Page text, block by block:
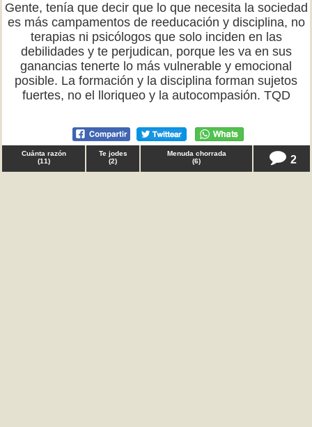
Gente, tenía que decir que lo que necesita la sociedad
es más campamentos de reeducación y disciplina, no
terapias ni psicólogos que solo inciden en las
debilidades y te perjudican, porque les va en sus
ganancias tenerte lo más vulnerable y emocional
posible. La formación y la disciplina forman sujetos
fuertes, no el lloriqueo y la autocompasión. TQD
Cuánta razón
(11)
Te jodes
(2)
Menuda chorrada
(6) 2